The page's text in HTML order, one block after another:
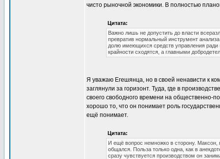
чисто рыночной экономики. В полностью
Цитата:
Важно лишь не допустить до власти
превратив нормальный инструмент
долю имеющихся средств управления ради
крайности сходятся, а главными
Я уважаю Егешянца, но в своей ненависти к
заглянули за горизонт. Туда, где в
своего свободного времени на общественно-
хорошо то, что он понимает роль
ещё понимает.
Цитата:
И ещё вопрос немножко в сторону.
общался. Польза только одна, как в
сразу чувствуется производством он